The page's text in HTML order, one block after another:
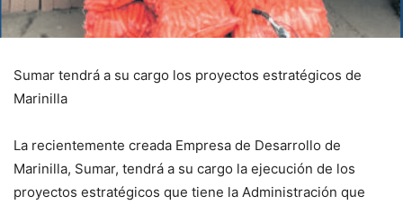
Sumar tendrá a su cargo los proyectos estratégicos de
Marinilla
La recientemente creada Empresa de Desarrollo de
Marinilla, Sumar, tendrá a su cargo la ejecución de los
proyectos estratégicos que tiene la Administración que